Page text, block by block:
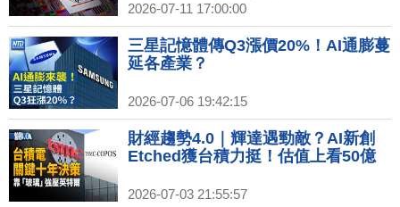
2026-07-11 17:00:00
三星記憶體傳Q3漲價20%！AI通膨蔓
延各產業？
2026-07-06 19:42:15
財經趨勢4.0｜輝達遇勁敵？AI新創
Etched獲台積力挺！估值上看50億
2026-07-03 21:55:57